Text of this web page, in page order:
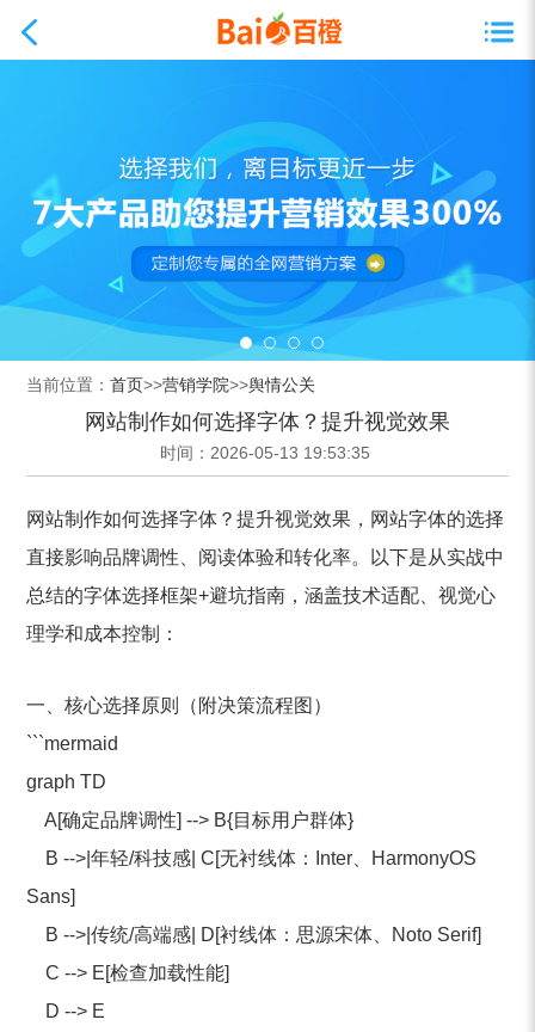
当前位置：首页>>营销学院>>舆情公关
网站制作如何选择字体？提升视觉效果
时间：2026-05-13 19:53:35
网站制作如何选择字体？提升视觉效果，网站字体的选择
直接影响品牌调性、阅读体验和转化率。以下是从实战中
总结的字体选择框架+避坑指南，涵盖技术适配、视觉心
理学和成本控制：
一、核心选择原则（附决策流程图）
```mermaid
graph TD
A[确定品牌调性] --> B{目标用户群体}
B -->|年轻/科技感| C[无衬线体：Inter、HarmonyOS
Sans]
B -->|传统/高端感| D[衬线体：思源宋体、Noto Serif]
C --> E[检查加载性能]
D --> E